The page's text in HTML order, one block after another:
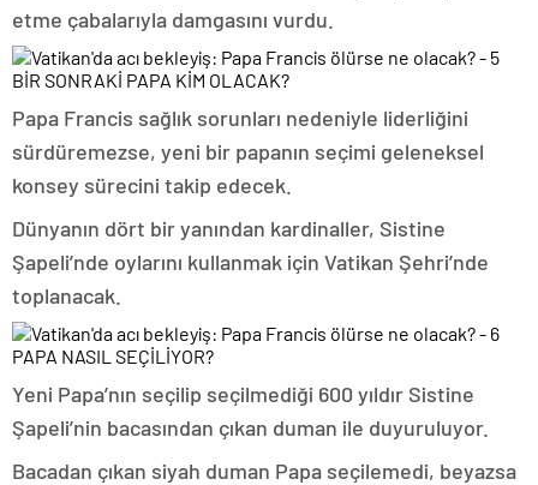
etme çabalarıyla damgasını vurdu.
BİR SONRAKİ PAPA KİM OLACAK?
Papa Francis sağlık sorunları nedeniyle liderliğini
sürdüremezse, yeni bir papanın seçimi geleneksel
konsey sürecini takip edecek.
Dünyanın dört bir yanından kardinaller, Sistine
Şapeli’nde oylarını kullanmak için Vatikan Şehri’nde
toplanacak.
PAPA NASIL SEÇİLİYOR?
Yeni Papa’nın seçilip seçilmediği 600 yıldır Sistine
Şapeli’nin bacasından çıkan duman ile duyuruluyor.
Bacadan çıkan siyah duman Papa seçilemedi, beyazsa